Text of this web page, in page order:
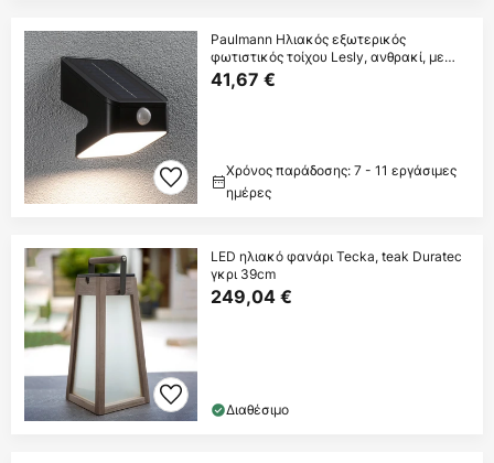
Paulmann Ηλιακός εξωτερικός
φωτιστικός τοίχου Lesly, ανθρακί, με
αισθητήρα, IP65
41,67 €
Χρόνος παράδοσης: 7 - 11 εργάσιμες
ημέρες
LED ηλιακό φανάρι Tecka, teak Duratec
γκρι 39cm
249,04 €
Διαθέσιμο